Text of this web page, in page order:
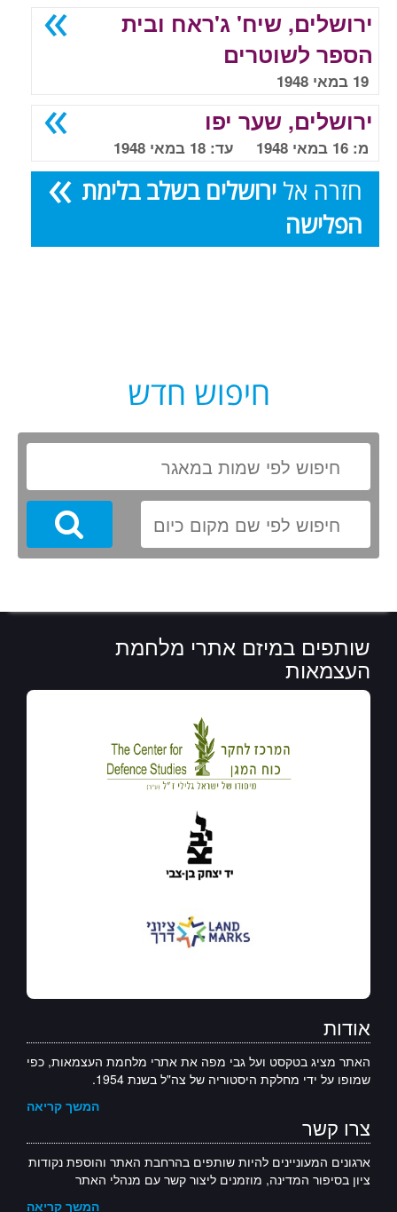
ירושלים, שיח' ג'ראח ובית
הספר לשוטרים
19 במאי 1948
ירושלים, שער יפו
מ: 16 במאי 1948 עד: 18 במאי 1948
חזרה אל ירושלים בשלב בלימת
הפלישה
חיפוש חדש
Search
שותפים במיזם אתרי מלחמת
העצמאות
אודות
האתר מציג בטקסט ועל גבי מפה את אתרי מלחמת העצמאות, כפי
שמופו על ידי מחלקת היסטוריה של צה"ל בשנת 1954.
המשך קריאה
צרו קשר
ארגונים המעוניינים להיות שותפים בהרחבת האתר והוספת נקודות
ציון בסיפור המדינה, מוזמנים ליצור קשר עם מנהלי האתר
המשך קריאה